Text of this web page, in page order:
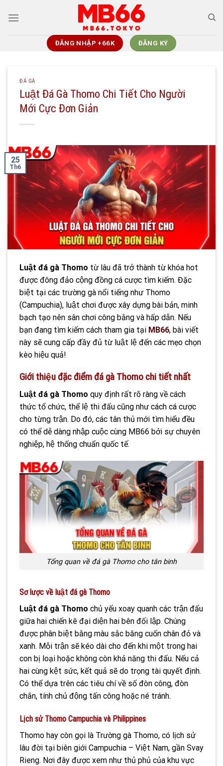
đến
ĐĂNG NHẬP +66K ĐĂNG KÝ
ĐÁ GÀ
Luật Đá Gà Thomo Chi Tiết Cho Người
Mới Cực Đơn Giản
25
Th6
Luật đá gà Thomo từ lâu đã trở thành từ khóa hot
được đông đảo cộng đồng cá cược tìm kiếm. Đặc
biệt tại các trường gà nổi tiếng như Thomo
(Campuchia), luật chơi được xây dựng bài bản, minh
bạch tạo nên sân chơi công bằng và hấp dẫn. Nếu
bạn đang tìm kiếm cách tham gia tại MB66, bài viết
này sẽ cung cấp đầy đủ từ luật lệ đến các mẹo chọn
kèo hiệu quả!
Giới thiệu đặc điểm đá gà Thomo chi tiết nhất
Luật đá gà Thomo quy định rất rõ ràng về cách
thức tổ chức, thể lệ thi đấu cũng như cách cá cược
cho từng trận. Do đó, các tân thủ mới tìm hiểu đều
có thể dễ dàng nhập cuộc cùng MB66 bởi sự chuyên
nghiệp, hệ thống chuẩn quốc tế.
Tổng quan về đá gà Thomo cho tân binh
Sơ lược về luật đá gà Thomo
Luật đá gà Thomo chủ yếu xoay quanh các trận đấu
giữa hai chiến kê đại diện hai bên đối lập. Chúng
được phân biệt bằng màu sắc băng cuốn chân đỏ và
xanh. Mỗi trận sẽ kéo dài cho đến khi một trong hai
con bị loại hoặc không còn khả năng thi đấu. Nếu cả
hai cùng kệt sức, kết quả sẽ do trọng tài quyết định.
Có thể dựa trên các tiêu chí về số đòn công, đòn
chắn, tính chủ động tấn công hoặc né tránh.
Lịch sử Thomo Campuchia và Philippines
Thomo hay còn gọi là Trường gà Thomo, có lịch sử
lâu đời tại biên giới Campuchia – Việt Nam, gần Svay
Rieng. Nơi đây được xem như thủ phủ của khu vực